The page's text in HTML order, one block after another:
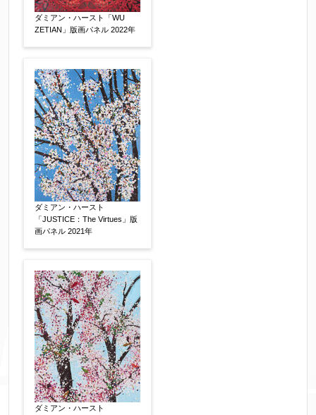
査定額：
らお知らせください。その価格が適切かお返事申
し上げます。
作品コンディション 【任意】
その他 【任意】
ダミアン・ハースト「WU
ZETIAN」版画パネル 2022年
ダミアン・ハースト
「JUSTICE：The Virtues」版
画パネル 2021年
ダミアン・ハースト